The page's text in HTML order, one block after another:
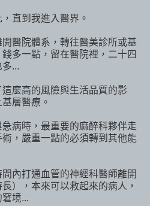
直到我進入醫界。
醫院體系，轉往醫美診所或基
多一點，留在醫院裡，二十四
...
麼高的風險與生活品質的影
層醫療。
病時，最重要的麻醉科夥伴走
，嚴重一點的必須轉到其他能
內打通血管的神經科醫師離開
），本來可以救起來的病人，
境...